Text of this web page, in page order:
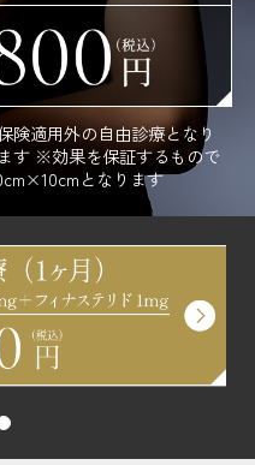
適用外の自由診療となり
す ※効果を保証するもので
となります